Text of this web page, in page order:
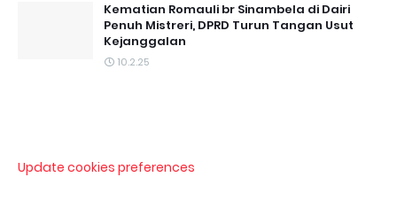
Kematian Romauli br Sinambela di Dairi
Penuh Mistreri, DPRD Turun Tangan Usut
Kejanggalan
10.2.25
Update cookies preferences